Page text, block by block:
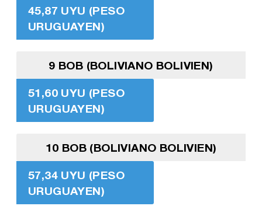
45,87 UYU (PESO
URUGUAYEN)
9 BOB (BOLIVIANO BOLIVIEN)
51,60 UYU (PESO
URUGUAYEN)
10 BOB (BOLIVIANO BOLIVIEN)
57,34 UYU (PESO
URUGUAYEN)